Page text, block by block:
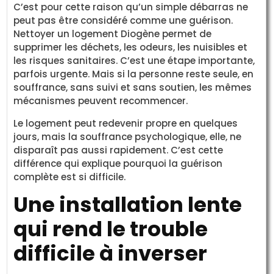
C’est pour cette raison qu’un simple débarras ne
peut pas être considéré comme une guérison.
Nettoyer un logement Diogène permet de
supprimer les déchets, les odeurs, les nuisibles et
les risques sanitaires. C’est une étape importante,
parfois urgente. Mais si la personne reste seule, en
souffrance, sans suivi et sans soutien, les mêmes
mécanismes peuvent recommencer.
Le logement peut redevenir propre en quelques
jours, mais la souffrance psychologique, elle, ne
disparaît pas aussi rapidement. C’est cette
différence qui explique pourquoi la guérison
complète est si difficile.
Une installation lente
qui rend le trouble
difficile à inverser